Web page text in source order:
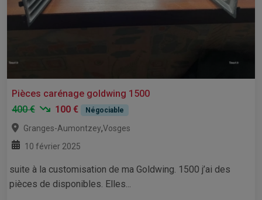
Pièces carénage goldwing 1500
400 €
100 € Négociable
Granges-Aumontzey,Vosges
10 février 2025
suite à la customisation de ma Goldwing. 1500 j’ai des
pièces de disponibles. Elles...